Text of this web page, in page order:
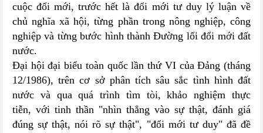
cuộc đổi mới, trước hết là đổi mới tư duy lý luận về
chủ nghĩa xã hội, từng phần trong nông nghiệp, công
nghiệp và từng bước hình thành Đường lối đổi mới đất
nước.
Đại hội đại biểu toàn quốc lần thứ VI của Đảng (tháng
12/1986), trên cơ sở phân tích sâu sắc tình hình đất
nước và qua quá trình tìm tòi, khảo nghiệm thực
tiễn, với tinh thần "nhìn thẳng vào sự thật, đánh giá
đúng sự thật, nói rõ sự thật", "đổi mới tư duy" đã đề